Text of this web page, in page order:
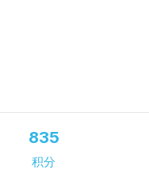
835
积分